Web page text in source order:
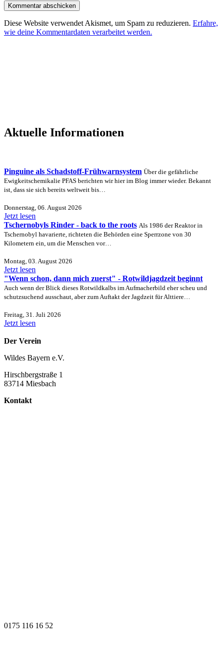
Diese Website verwendet Akismet, um Spam zu reduzieren. Erfahre,
wie deine Kommentardaten verarbeitet werden.
Aktuelle Informationen
Pinguine als Schadstoff-Frühwarnsystem Über die gefährliche
Ewigkeitschemikalie PFAS berichten wir hier im Blog immer wieder. Bekannt
ist, dass sie sich bereits weltweit bis…
Donnerstag, 06. August 2026
Jetzt lesen
Tschernobyls Rinder - back to the roots Als 1986 der Reaktor in
Tschernobyl havarierte, richteten die Behörden eine Sperrzone von 30
Kilometern ein, um die Menschen vor…
Montag, 03. August 2026
Jetzt lesen
"Wenn schon, dann mich zuerst" - Rotwildjagdzeit beginnt
Auch wenn der Blick dieses Rotwildkalbs im Aufmacherbild eher scheu und
schutzsuchend ausschaut, aber zum Auftakt der Jagdzeit für Alttiere…
Freitag, 31. Juli 2026
Jetzt lesen
Der Verein
Wildes Bayern e.V.
Hirschbergstraße 1
83714 Miesbach
Kontakt
0175 116 16 52